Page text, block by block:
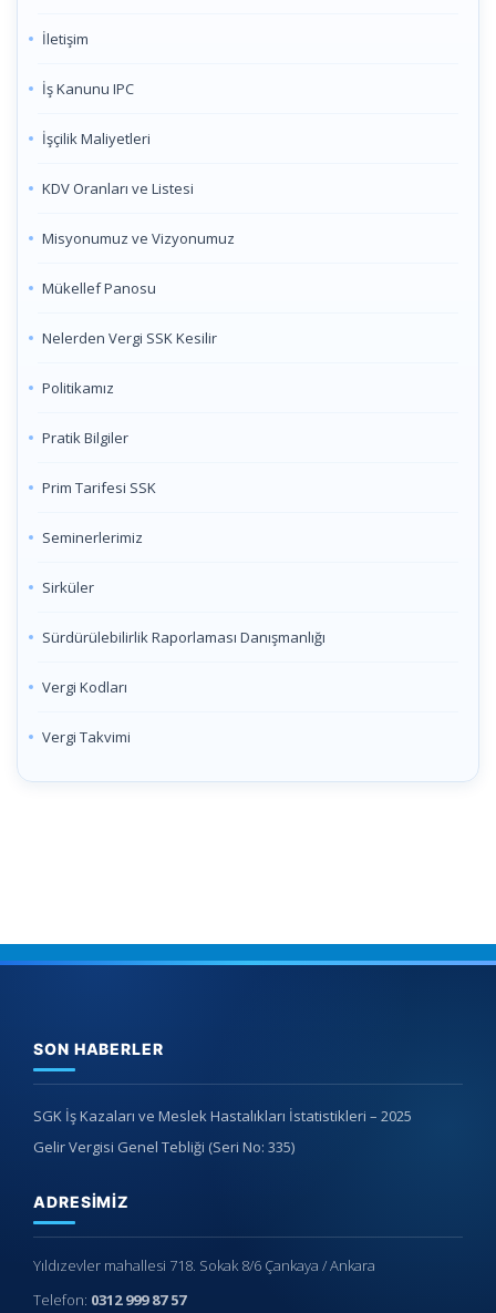
İletişim
İş Kanunu IPC
İşçilik Maliyetleri
KDV Oranları ve Listesi
Misyonumuz ve Vizyonumuz
Mükellef Panosu
Nelerden Vergi SSK Kesilir
Politikamız
Pratik Bilgiler
Prim Tarifesi SSK
Seminerlerimiz
Sirküler
Sürdürülebilirlik Raporlaması Danışmanlığı
Vergi Kodları
Vergi Takvimi
SON HABERLER
SGK İş Kazaları ve Meslek Hastalıkları İstatistikleri – 2025
Gelir Vergisi Genel Tebliği (Seri No: 335)
ADRESIMIZ
Yıldızevler mahallesi 718. Sokak 8/6 Çankaya / Ankara
Telefon: 0312 999 87 57